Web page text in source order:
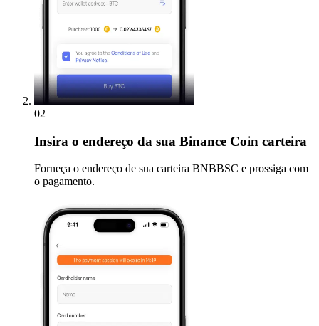
02
Insira o endereço da sua Binance Coin carteira
Forneça o endereço de sua carteira BNBBSC e prossiga com
o pagamento.